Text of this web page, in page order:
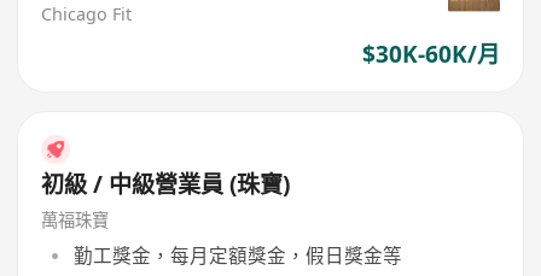
Chicago Fit
$30K-60K/月
初級 / 中級營業員 (珠寶)
萬福珠寶
勤工獎金，每月定額獎金，假日獎金等